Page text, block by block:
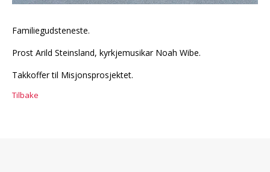
Familiegudsteneste.
Prost Arild Steinsland, kyrkjemusikar Noah Wibe.
Takkoffer til Misjonsprosjektet.
Tilbake